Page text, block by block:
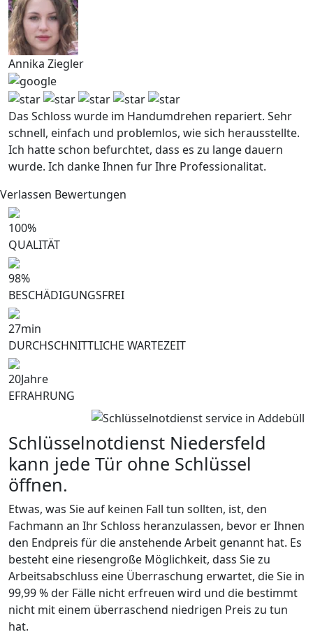
Annika Ziegler
Das Schloss wurde im Handumdrehen repariert. Sehr
schnell, einfach und problemlos, wie sich herausstellte.
Ich hatte schon befurchtet, dass es zu lange dauern
wurde. Ich danke Ihnen fur Ihre Professionalitat.
Verlassen Bewertungen
100%
QUALITÄT
98%
BESCHÄDIGUNGSFREI
27min
DURCHSCHNITTLICHE WARTEZEIT
20Jahre
EFRAHRUNG
Schlüsselnotdienst Niedersfeld
kann jede Tür ohne Schlüssel
öffnen.
Etwas, was Sie auf keinen Fall tun sollten, ist, den
Fachmann an Ihr Schloss heranzulassen, bevor er Ihnen
den Endpreis für die anstehende Arbeit genannt hat. Es
besteht eine riesengroße Möglichkeit, dass Sie zu
Arbeitsabschluss eine Überraschung erwartet, die Sie in
99,99 % der Fälle nicht erfreuen wird und die bestimmt
nicht mit einem überraschend niedrigen Preis zu tun
hat.